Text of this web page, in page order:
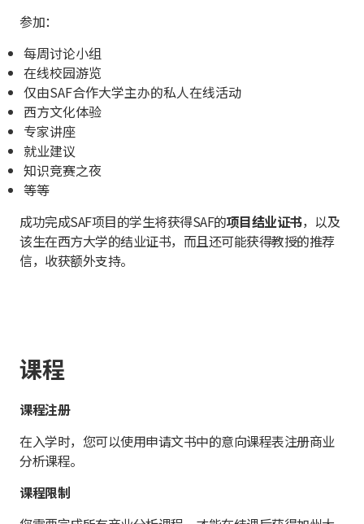
参加：
每周讨论小组
在线校园游览
仅由SAF合作大学主办的私人在线活动
西方文化体验
专家讲座
就业建议
知识竞赛之夜
等等
成功完成SAF项目的学生将获得SAF的项目结业证书，以及
该生在西方大学的结业证书，而且还可能获得教授的推荐
信，收获额外支持。
课程
课程注册
在入学时，您可以使用申请文书中的意向课程表注册商业
分析课程。
课程限制